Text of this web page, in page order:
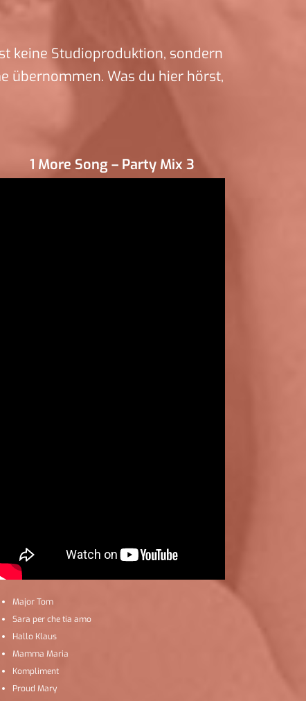
keine Studioproduktion, sondern
übernommen. Was du hier hörst,
1 More Song – Party Mix 3
Major Tom
Sara per che tia amo
Hallo Klaus
Mamma Maria
Kompliment
Proud Mary